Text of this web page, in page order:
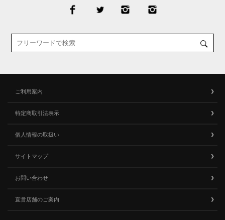
ご利用案内
特定商取引法表示
個人情報の取扱い
サイトマップ
お問い合わせ
直営店舗のご案内